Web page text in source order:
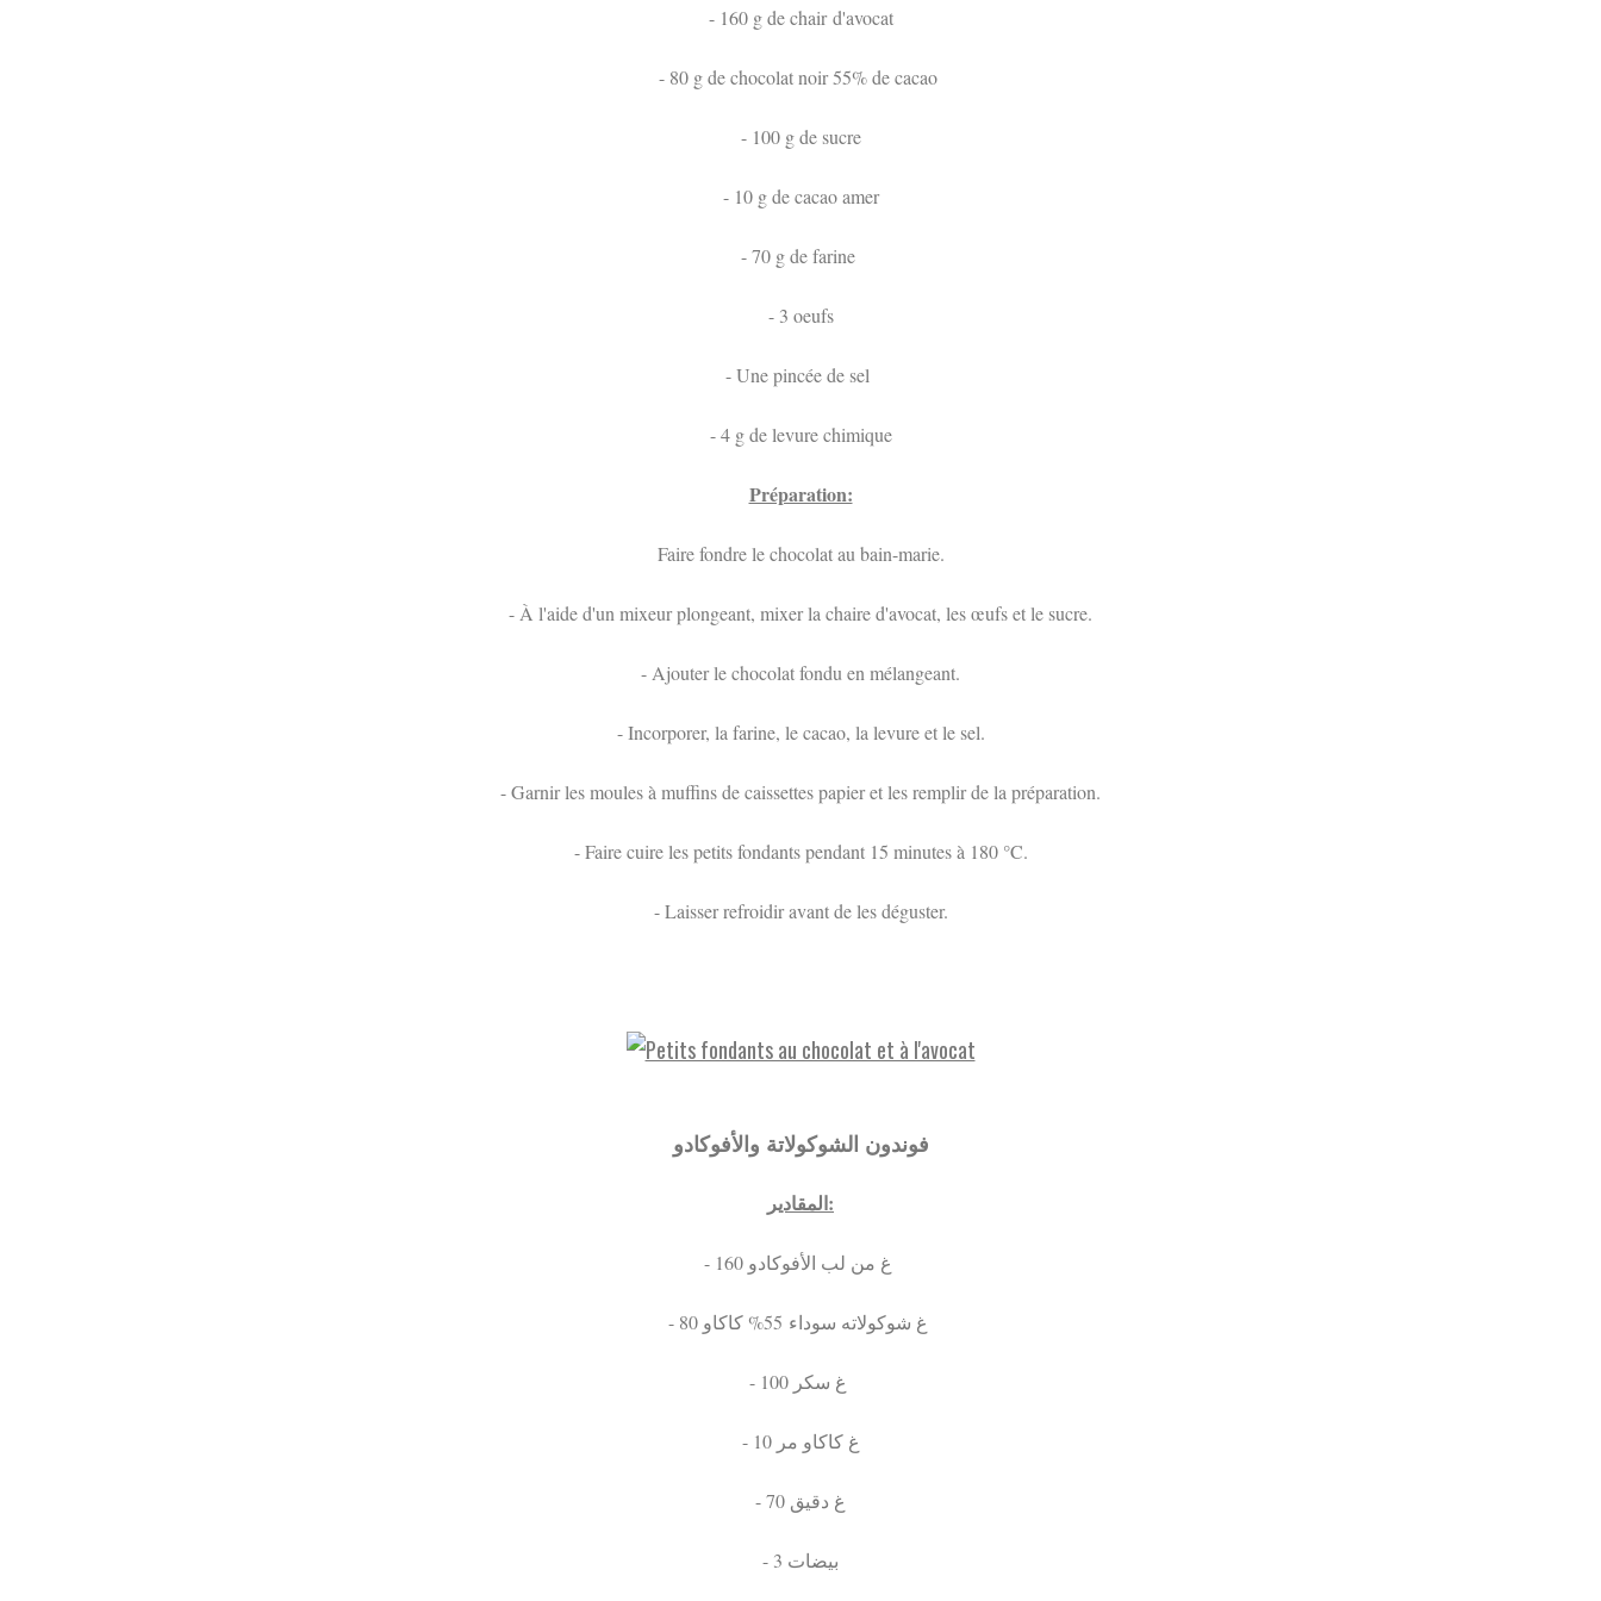
- 160 g de chair d'avocat
- 80 g de chocolat noir 55% de cacao
- 100 g de sucre
- 10 g de cacao amer
- 70 g de farine
- 3 oeufs
- Une pincée de sel
- 4 g de levure chimique
Préparation:
Faire fondre le chocolat au bain-marie.
- À l'aide d'un mixeur plongeant, mixer la chaire d'avocat, les œufs et le sucre.
- Ajouter le chocolat fondu en mélangeant.
- Incorporer, la farine, le cacao, la levure et le sel.
- Garnir les moules à muffins de caissettes papier et les remplir de la préparation.
- Faire cuire les petits fondants pendant 15 minutes à 180 °C.
- Laisser refroidir avant de les déguster.
فوندون الشوكولاتة والأفوكادو
المقادير:
- 10 غ كاكاو مر
- 70 غ دقيق
- 3 بيضات